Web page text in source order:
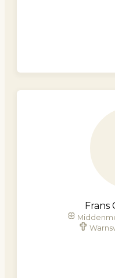
Frans